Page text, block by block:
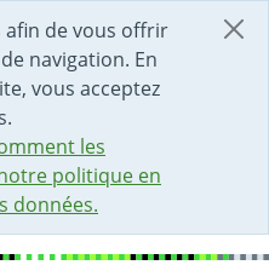
afin de vous offrir
navigation. En
vous acceptez
les
politique en
données.
PAGE